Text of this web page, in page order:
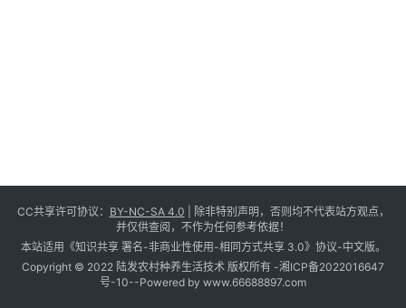
CC共享许可协议： BY-NC-SA 4.0 | 除非特别声明，否则均不代表站方观点，
并仅供查阅，不作为任何参考依据！
本站适用《知识共享 署名-非商业性使用-相同方式共享 3.0》协议-中文版。
Copyright © 2022 陆发农村种养生活技术 版权所有 -湘ICP备2022016647
号-10--Powered by www.66688897.com